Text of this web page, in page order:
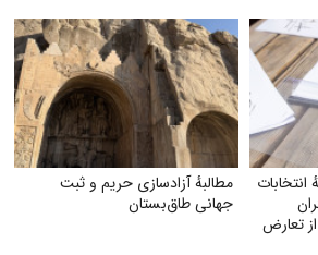
تعارض
مطالبهٔ آزادسازی حریم و ثبت
جهانی طاق‌بستان